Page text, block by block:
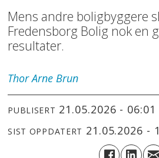
Mens andre boligbyggere
Fredensborg Bolig nok en
resultater.
Thor Arne Brun
PUBLISERT 21.05.2026 - 06:01
SIST OPPDATERT 21.05.2026 -